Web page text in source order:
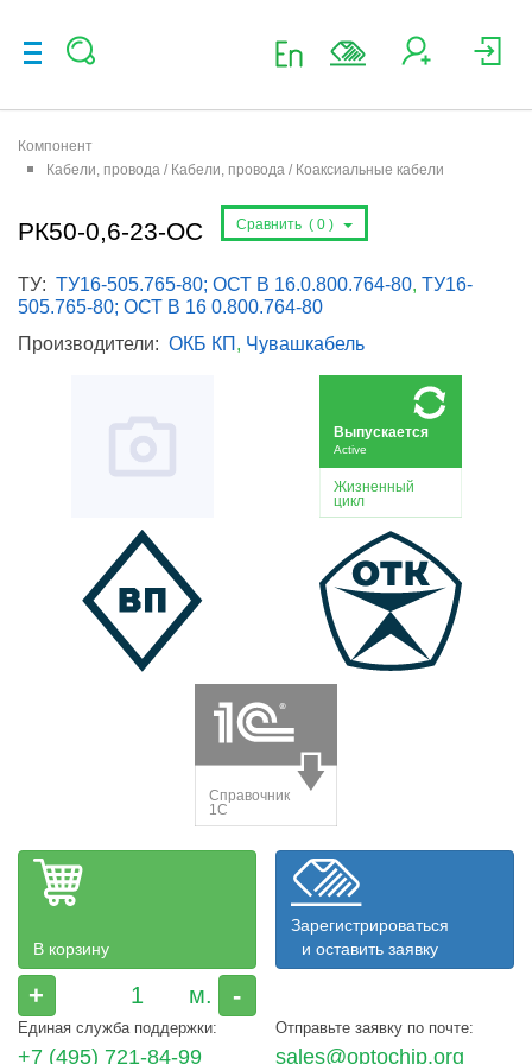
Компонент
Кабели, провода / Кабели, провода / Коаксиальные кабели
РК50-0,6-23-ОС Сравнить ( 0 )
ТУ: ТУ16-505.765-80; ОСТ В 16.0.800.764-80, ТУ16-
505.765-80; ОСТ В 16 0.800.764-80
Производители: ОКБ КП, Чувашкабель
В корзину
+ -
Зарегистрироваться
и оставить заявку
Единая служба поддержки:
+7 (495) 721-84-99
Отправьте заявку по почте:
sales@optochip.org